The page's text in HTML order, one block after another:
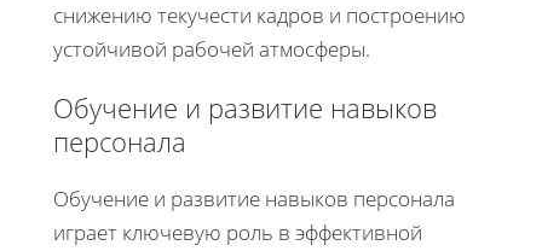
снижению текучести кадров и построению
устойчивой рабочей атмосферы.
Обучение и развитие навыков
персонала
Обучение и развитие навыков персонала
играет ключевую роль в эффективной